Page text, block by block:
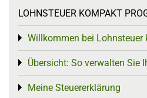
LOHNSTEUER KOMPAKT
Willkommen bei Lohnsteuer
Toggle menu
Übersicht: So verwalten Sie
Toggle menu
Meine Steuererklärung
Toggle menu